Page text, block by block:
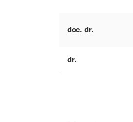
doc. dr.
dr.